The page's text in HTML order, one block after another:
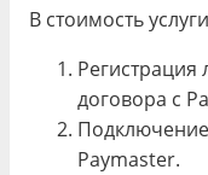
В стоимость
Регистрация
договора с
Paymaster.